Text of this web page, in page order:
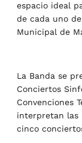
espacio ideal
de cada uno
Municipal de
La Banda se
Conciertos
Convenciones
interpretan las
cinco